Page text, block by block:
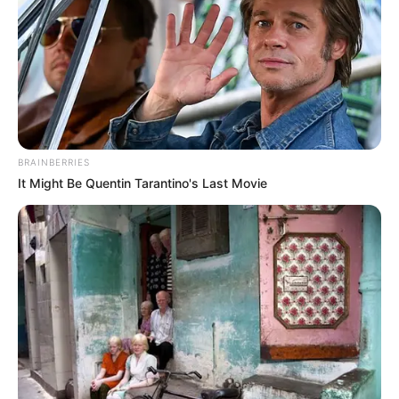
-G
A Prefeitura de Barão de Cocais abriu inscrições para contratar
agentes comunitários de saúde (ACS) e agentes de combate a
endemias (ACE) por tempo determinado.
Inscrições até domingo
As inscrições para o processo seletivo vão até este domingo, 23 de
março.
Vagas e salários
São oito vagas no total: cinco para ACS em diferentes bairros e três
para ACE. O salário é de R$ 3.036,00 por mês, com 40 horas de
trabalho por semana.
BRAINBERRIES
It Might Be Quentin Tarantino's Last Movie